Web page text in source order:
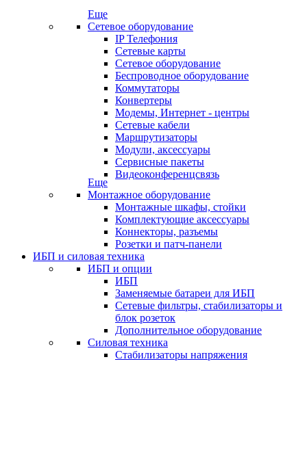
Еще
Сетевое оборудование
IP Телефония
Сетевые карты
Сетевое оборудование
Беспроводное оборудование
Коммутаторы
Конвертеры
Модемы, Интернет - центры
Сетевые кабели
Маршрутизаторы
Модули, аксессуары
Сервисные пакеты
Видеоконференцсвязь
Еще
Монтажное оборудование
Монтажные шкафы, стойки
Комплектующие аксессуары
Коннекторы, разъемы
Розетки и патч-панели
ИБП и силовая техника
ИБП и опции
ИБП
Заменяемые батареи для ИБП
Сетевые фильтры, стабилизаторы и
блок розеток
Дополнительное оборудование
Силовая техника
Стабилизаторы напряжения